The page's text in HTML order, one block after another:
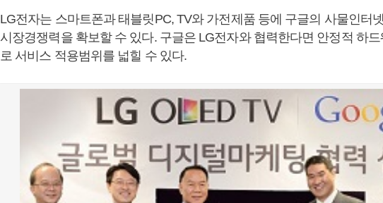
LG전자는 스마트폰과 태블릿PC, TV와 가전제품 등에 구글의 사물인터
시장경쟁력을 확보할 수 있다. 구글은 LG전자와 협력한다면 안정적 하
로 서비스 적용범위를 넓힐 수 있다.